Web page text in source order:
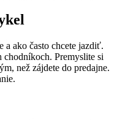
a ako často chcete jazdiť.
chodníkoch. Premyslite si
než zájdete do predajne.